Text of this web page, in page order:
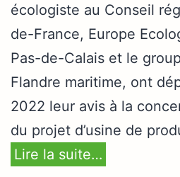
écologiste au Conseil
de-France, Europe
Pas-de-Calais et le
Flandre maritime, ont
2022 leur avis à la
du projet d’usine de
Lire la suite…